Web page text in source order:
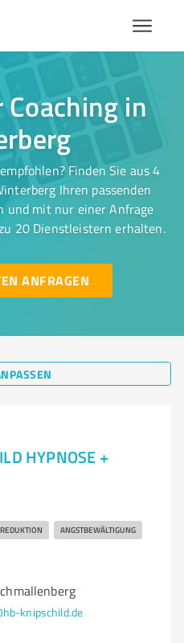
in
Finden Sie aus 4
Ihren passenden
und mit nur einer Anfrage
20 Dienstleistern erhalten.
ANFRAGEN
HYPNOSE +
ANGSTBEWÄLTIGUNG
knipschild.de